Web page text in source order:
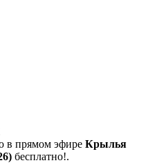
в прямом эфире Крылья
бесплатно!.